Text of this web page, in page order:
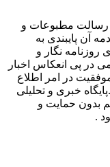
رسالت مطبوعات و
آن پایبندی به
روزنامه نگار و
در پی انعکاس اخبار
در امر اطلاع
خبری و تحلیلی
بدون حمایت و
.